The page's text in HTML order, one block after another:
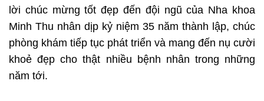
lời chúc mừng tốt đẹp đến đội ngũ của Nha khoa
Minh Thu nhân dịp kỷ niệm 35 năm thành lập, chúc
phòng khám tiếp tục phát triển và mang đến nụ cười
khoẻ đẹp cho thật nhiều bệnh nhân trong những
năm tới.